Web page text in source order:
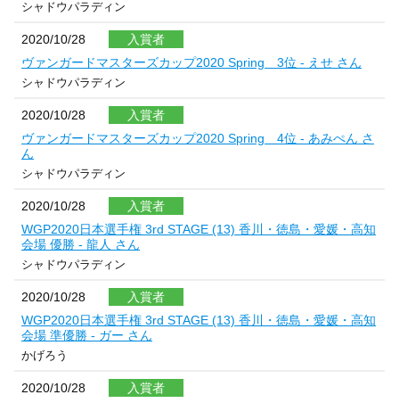
シャドウパラディン
2020/10/28
入賞者
ヴァンガードマスターズカップ2020 Spring 3位 - えせ さん
シャドウパラディン
2020/10/28
入賞者
ヴァンガードマスターズカップ2020 Spring 4位 - あみぺん さ
ん
シャドウパラディン
2020/10/28
入賞者
WGP2020日本選手権 3rd STAGE (13) 香川・徳島・愛媛・高知
会場 優勝 - 龍人 さん
シャドウパラディン
2020/10/28
入賞者
WGP2020日本選手権 3rd STAGE (13) 香川・徳島・愛媛・高知
会場 準優勝 - ガー さん
かげろう
2020/10/28
入賞者